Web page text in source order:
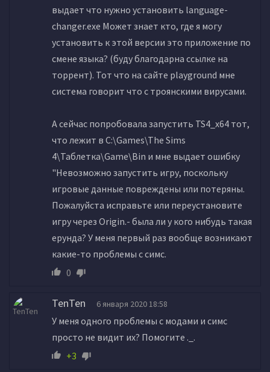
выдает что нужно установить language-
changer.exe Может знает кто, где я могу
установить к этой версии это приложение по
смене языка? (буду благодарна ссылке на
торрент). Тот что на сайте playground мне
система говорит что с троянскими вирусами.
А сейчас попробовала запустить TS4_x64 тот,
что лежит в C:\Games\The Sims
4\Таблетка\Game\Bin и мне выдает ошибку
"Невозможно запустить игру, поскольку
игровые данные повреждены или потеряны.
Пожалуйста исправьте или переустановите
игру через Origin.- была ли у кого нибудь такая
ерунда? У меня первый раз вообще возникают
какие-то проблемы с симс.
0
TenTen 6 января 2020 18:58
У меня одного проблемы с модами и симс
просто не видит их? Помогите ._.
+3